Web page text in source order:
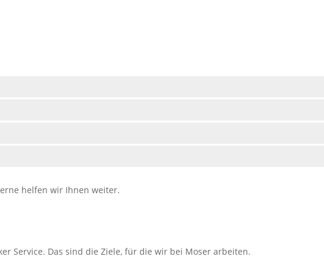
helfen wir Ihnen weiter.
Service. Das sind die Ziele, für die wir bei Moser arbeiten.